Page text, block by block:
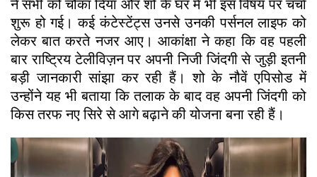
ने सभी को चौंका दिया और शो के घर में भी इस विषय पर चर्चा
शुरू हो गई। कई कंटेस्टेंट्स उनसे उनकी पर्सनल लाइफ को
लेकर बात करते नजर आए। आकांक्षा ने कहा कि वह पहली
बार राष्ट्रिय टेलीविज़न पर अपनी निजी जिंदगी से जुड़ी इतनी
बड़ी जानकारी सांझा कर रही हैं। शो के नौवें एपिसोड में
उन्होंने यह भी बताया कि तलाक के बाद वह अपनी जिंदगी को
किस तरफ नए सिरे से आगे बढ़ाने की योजना बना रही हैं।